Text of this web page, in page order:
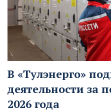
В «Тулэнерго»
деятельности за
2026 года